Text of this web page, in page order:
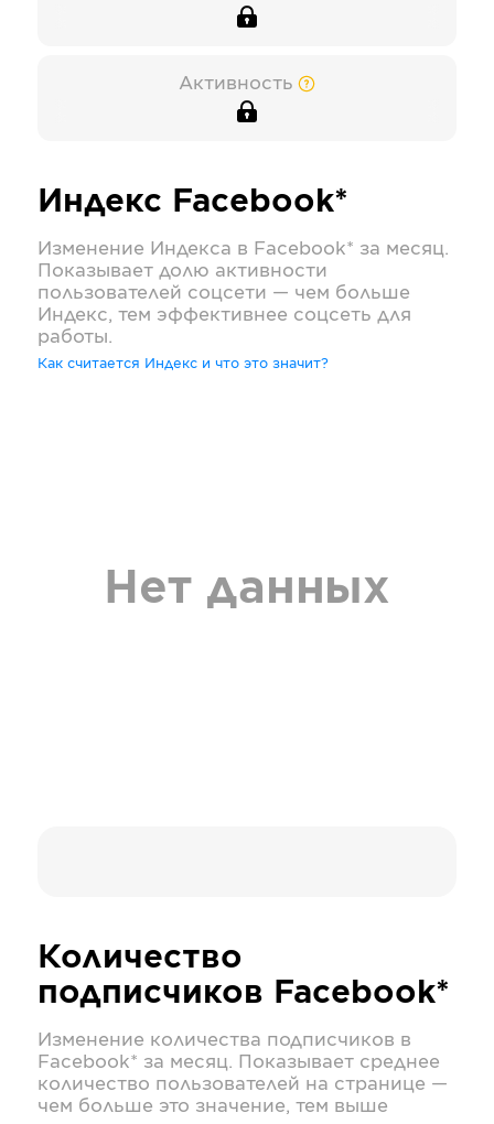
Активность
Индекс Facebook*
Изменение Индекса в Facebook* за месяц.
Показывает долю активности
пользователей соцсети — чем больше
Индекс, тем эффективнее соцсеть для
работы.
Как считается Индекс и что это значит?
Нет данных
Количество
подписчиков Facebook*
Изменение количества подписчиков в
Facebook* за месяц. Показывает среднее
количество пользователей на странице —
чем больше это значение, тем выше